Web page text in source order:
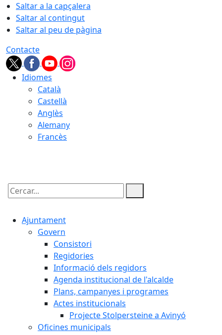
Saltar a la capçalera
Saltar al contingut
Saltar al peu de pàgina
Contacte
Idiomes
Català
Castellà
Anglès
Alemany
Francès
Cercar:
Ajuntament
Govern
Consistori
Regidories
Informació dels regidors
Agenda institucional de l'alcalde
Plans, campanyes i programes
Actes institucionals
Projecte Stolpersteine a Avinyó
Oficines municipals